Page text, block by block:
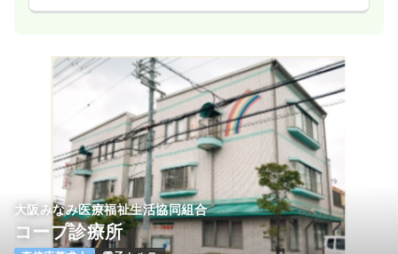
大阪みなみ医療福祉生活協同組合
コープ診療所